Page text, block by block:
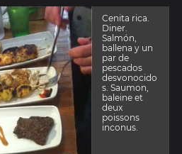
Cenita rica.
Diner.
Salmón,
ballena y un
par de
pescados
desvonocido
s. Saumon,
baleine et
deux
poissons
inconus.